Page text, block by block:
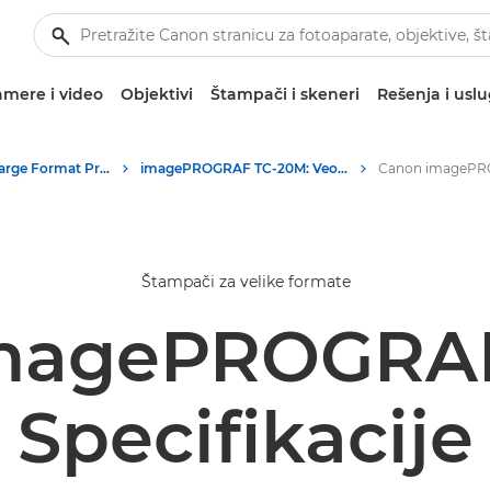
i video Objektivi Štampači i skeneri Rešenja i
High-Quality Large Format Printers for CAD/GIS and Stunning Graphics imagePROGRAF TC-20M: Veoma kvalitetno štampanje na velikim formatima
Štampači za velike formate
Specifikacije